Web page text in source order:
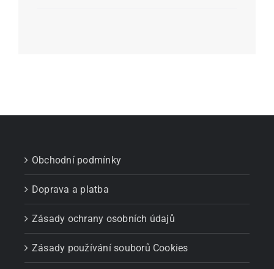
Obchodní podmínky
Doprava a platba
Zásady ochrany osobních údajů
Zásady používání souborů Cookies